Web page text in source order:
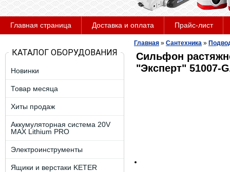
Главная страница Доставка и оплата Прайс-лист
КАТАЛОГ ОБОРУДОВАНИЯ
Новинки
Товар месяца
Хиты продаж
Аккумуляторная система 20V
MAX Lithium PRO
Электроинструменты
Ящики и верстаки KETER
Главная » Сантехника »
Сильфон
"Эксперт" 51007-